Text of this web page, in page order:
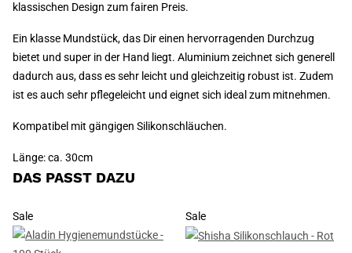
klassischen Design zum fairen Preis.
Ein klasse Mundstück, das Dir einen hervorragenden Durchzug
bietet und super in der Hand liegt. Aluminium zeichnet sich generell
dadurch aus, dass es sehr leicht und gleichzeitig robust ist. Zudem
ist es auch sehr pflegeleicht und eignet sich ideal zum mitnehmen.
Kompatibel mit gängigen Silikonschläuchen.
Länge: ca. 30cm
DAS PASST DAZU
Sale Sale